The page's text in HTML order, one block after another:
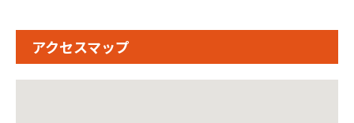
アクセスマップ